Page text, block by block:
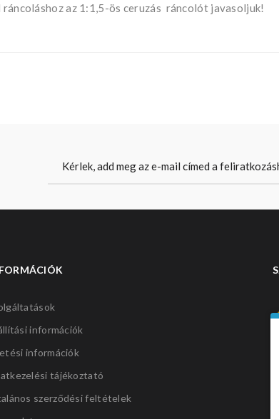
az 1:1,5-ös ceruzás ráncolót javasoljuk!
információk
információk
tájékoztató
szerződési feltételek